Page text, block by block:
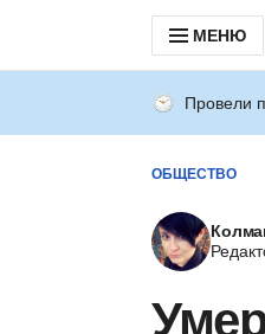
МЕНЮ
Провели
ОБЩЕСТВО